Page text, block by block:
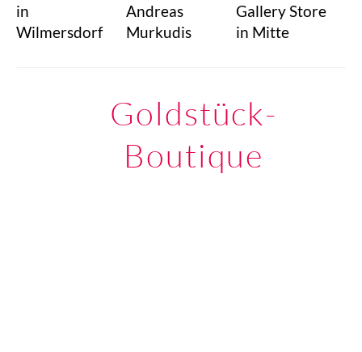
in
Wilmersdorf
Andreas
Murkudis
Gallery Store
in Mitte
Goldstück-
Boutique